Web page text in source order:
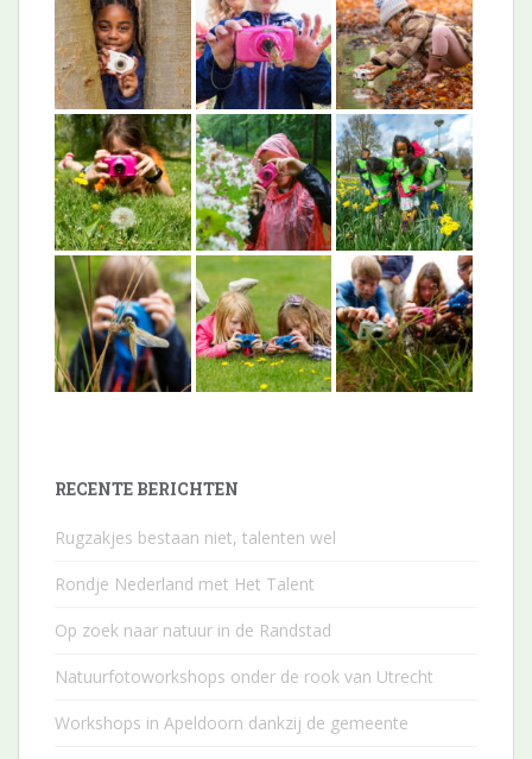
RECENTE BERICHTEN
Rugzakjes bestaan niet, talenten wel
Rondje Nederland met Het Talent
Op zoek naar natuur in de Randstad
Natuurfotoworkshops onder de rook van Utrecht
Workshops in Apeldoorn dankzij de gemeente